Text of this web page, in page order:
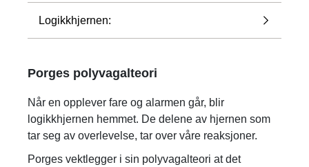
Logikkhjernen:
Porges polyvagalteori
Når en opplever fare og alarmen går, blir
logikkhjernen hemmet. De delene av hjernen som
tar seg av overlevelse, tar over våre reaksjoner.
Porges vektlegger i sin polyvagalteori at det